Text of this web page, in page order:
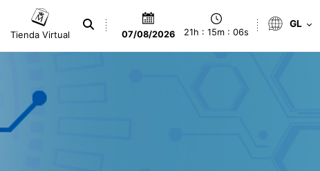
Tienda Virtual 07/08/2026 21h : 15m : 07s
GL